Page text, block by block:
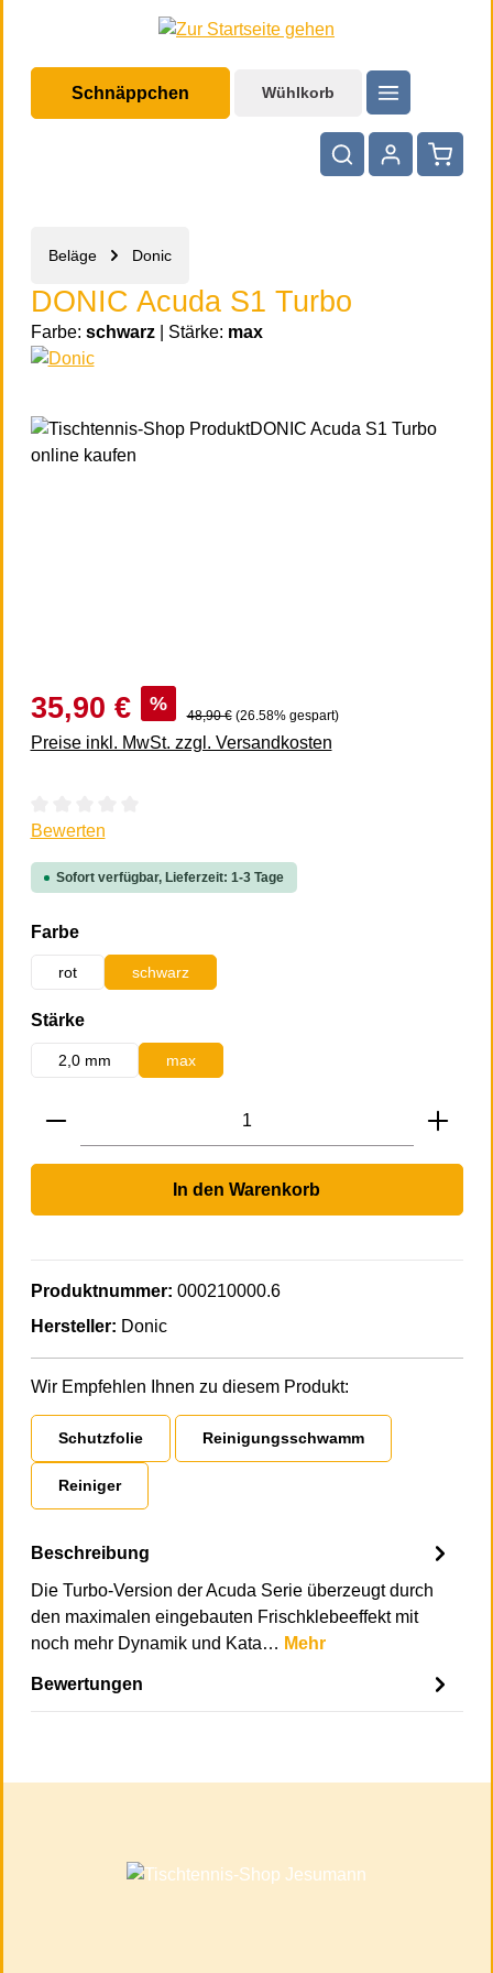
Schnäppchen Wühlkorb
Beläge Donic
DONIC Acuda S1 Turbo
Farbe: schwarz Stärke: max
Bildergalerie überspringen
35,90 € %
48,90 € (26.58% gespart)
Preise inkl. MwSt. zzgl. Versandkosten
Durchschnittliche Bewertung von 0 von 5 Sternen
Bewerten
Sofort verfügbar, Lieferzeit: 1-3 Tage
Farbeauswählen
rot schwarz
Stärkeauswählen
2,0 mm max
Produkt Anzahl: Gib den gewünschten
In den Warenkorb
Produktnummer: 000210000.6
Hersteller: Donic
Wir Empfehlen Ihnen zu diesem Produkt:
Schutzfolie Reinigungsschwamm
Reiniger
Beschreibung
Die Turbo-Version der Acuda Serie überzeugt durch
den maximalen eingebauten Frischklebeeffekt mit
noch mehr Dynamik und Kata… Mehr
Bewertungen